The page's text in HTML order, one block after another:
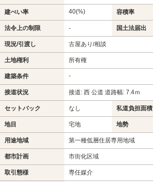
建ぺい率 40(%) 容積率
法令上の制限 - 国土法届出
現況/引渡し 古屋あり/相談
土地権利 所有権
建築条件 -
接道状況 接道: 西 公道 道路幅: 7.4ｍ
セットバック なし 私道負担面積
地目 宅地 地勢
用途地域 第一種低層住居専用地域
都市計画 市街化区域
取引態様 専任媒介